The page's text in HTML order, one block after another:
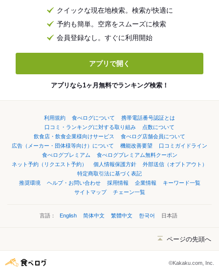
クイックな現在地検索。検索が快適に
予約も簡単。空席をスムーズに検索
会員登録なし。すぐに利用開始
アプリで開く
アプリなら1ヶ月無料でランキング検索！
利用規約 食べログについて
携帯電話番号認証とは
口コミ・ランキングに対する取り組み
点数について
飲食店・飲食企業様向けサービス
食べログ店舗会員について
広告（メーカー・団体様等向け）について
機能改善要望
口コミガイドライン
食べログプレミアム
食べログプレミアム無料クーポン
ネット予約（リクエスト予約）
個人情報保護方針
外部送信（オプトアウト）
特定商取引法に基づく表記
推奨環境
ヘルプ・お問い合わせ 採用情報 企業情報
キーワード一覧
サイトマップ
チェーン一覧
言語： English 简体中文 繁體中文 한국어 日本語
ページの先頭へ
©Kakaku.com, Inc.